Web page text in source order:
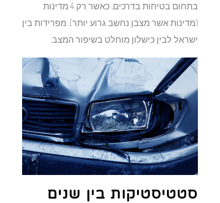
בתחום בטיחות בדרכים, כאשר רק 4 מדינות
(מדינות אשר מצבן נחשב גרוע יותר), מפרידות בין
ישראל לבין כישלון מוחלט בשיפור המצב.
סטטיסטיקות בין שנים